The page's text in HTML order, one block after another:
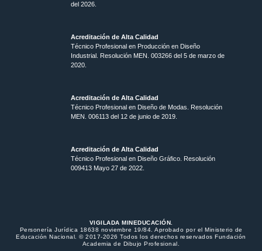
del 2026.
Acreditación de Alta Calidad
Técnico Profesional en Producción en Diseño
Industrial. Resolución MEN. 003266 del 5 de marzo de
2020.
Acreditación de Alta Calidad
Técnico Profesional en Diseño de Modas. Resolución
MEN. 006113 del 12 de junio de 2019.
Acreditación de Alta Calidad
Técnico Profesional en Diseño Gráfico. Resolución
009413 Mayo 27 de 2022.
VIGILADA MINEDUCACIÓN.
Personería Jurídica 18638 noviembre 19/84. Aprobado por el Ministerio de
Educación Nacional. © 2017-2026 Todos los derechos reservados Fundación
Academia de Dibujo Profesional.